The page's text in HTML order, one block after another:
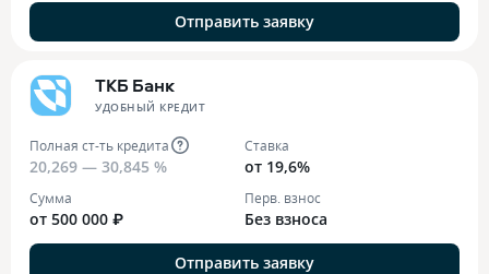
Отправить заявку
ТКБ Банк
УДОБНЫЙ КРЕДИТ
Полная ст-ть кредита
20,269 — 30,845 %
Ставка
от 19,6%
Сумма
от 500 000 ₽
Перв. взнос
Без взноса
Отправить заявку